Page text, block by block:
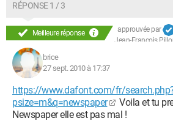
RÉPONSE 1 / 3
Meilleure réponse
approuvée par
Jean-François
brice
27 sept. 2010 à 17:37
https://www.dafont.com/fr/
psize=m&q=newspaper
Voila et tu
Newspaper elle est pas mal !